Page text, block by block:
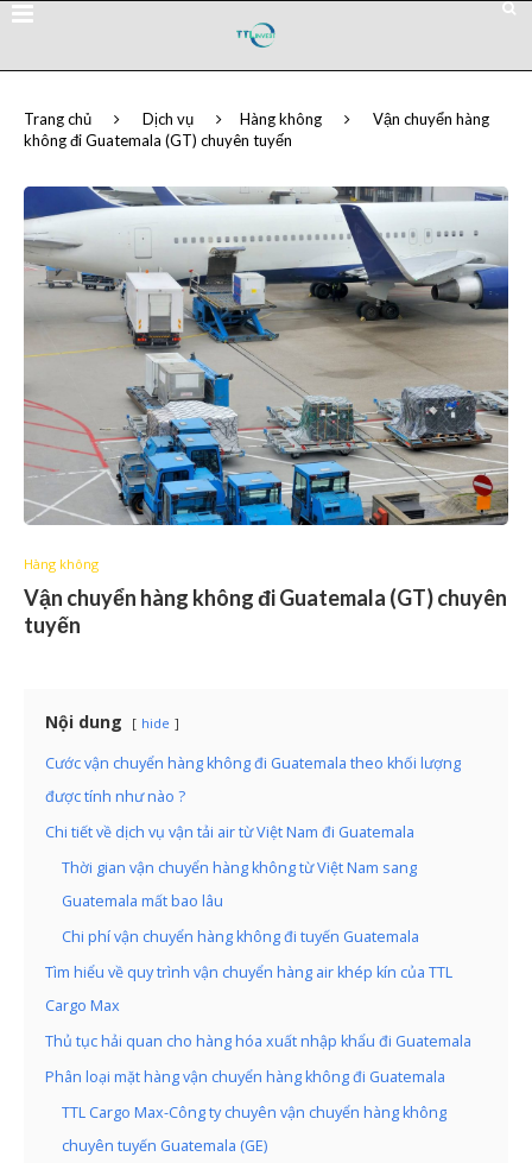
Trang chủ Dịch vụ Hàng không
Vận chuyển hàng
không đi Guatemala (GT) chuyên tuyến
Hàng không
Vận chuyển hàng không đi Guatemala (GT) chuyên
tuyến
Nội dung hide
Cước vận chuyển hàng không đi Guatemala theo khối lượng
được tính như nào ?
Chi tiết về dịch vụ vận tải air từ Việt Nam đi Guatemala
Thời gian vận chuyển hàng không từ Việt Nam sang
Guatemala mất bao lâu
Chi phí vận chuyển hàng không đi tuyến Guatemala
Tìm hiểu về quy trình vận chuyển hàng air khép kín của TTL
Cargo Max
Thủ tục hải quan cho hàng hóa xuất nhập khẩu đi Guatemala
Phân loại mặt hàng vận chuyển hàng không đi Guatemala
TTL Cargo Max-Công ty chuyên vận chuyển hàng không
chuyên tuyến Guatemala (GE)